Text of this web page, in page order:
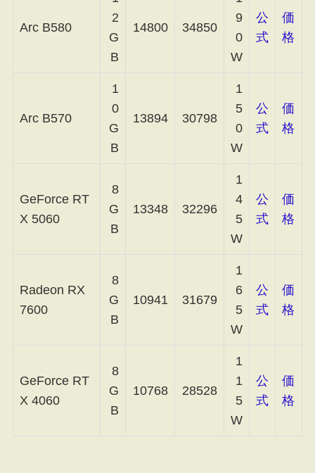
Arc B580
2
G
B
14800 34850
9
0
W
公
式
価
格
Arc B570
1
0
G
B
13894 30798
1
5
0
W
公
式
価
格
GeForce RT
X 5060
8
G
B
13348 32296
1
4
5
W
公
式
価
格
Radeon RX
7600
8
G
B
10941 31679
1
6
5
W
公
式
価
格
GeForce RT
X 4060
8
G
B
10768 28528
1
1
5
W
公
式
価
格